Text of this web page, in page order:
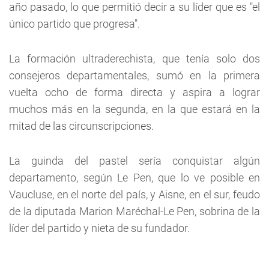
año pasado, lo que permitió decir a su líder que es "el
único partido que progresa".
La formación ultraderechista, que tenía solo dos
consejeros departamentales, sumó en la primera
vuelta ocho de forma directa y aspira a lograr
muchos más en la segunda, en la que estará en la
mitad de las circunscripciones.
La guinda del pastel sería conquistar algún
departamento, según Le Pen, que lo ve posible en
Vaucluse, en el norte del país, y Aisne, en el sur, feudo
de la diputada Marion Maréchal-Le Pen, sobrina de la
líder del partido y nieta de su fundador.